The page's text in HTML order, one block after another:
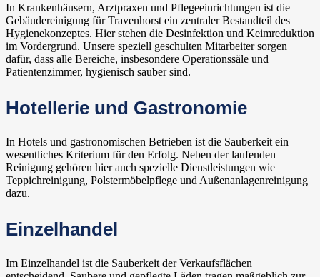
In Krankenhäusern, Arztpraxen und Pflegeeinrichtungen ist die
Gebäudereinigung für Travenhorst ein zentraler Bestandteil des
Hygienekonzeptes. Hier stehen die Desinfektion und Keimreduktion
im Vordergrund. Unsere speziell geschulten Mitarbeiter sorgen
dafür, dass alle Bereiche, insbesondere Operationssäle und
Patientenzimmer, hygienisch sauber sind.
Hotellerie und Gastronomie
In Hotels und gastronomischen Betrieben ist die Sauberkeit ein
wesentliches Kriterium für den Erfolg. Neben der laufenden
Reinigung gehören hier auch spezielle Dienstleistungen wie
Teppichreinigung, Polstermöbelpflege und Außenanlagenreinigung
dazu.
Einzelhandel
Im Einzelhandel ist die Sauberkeit der Verkaufsflächen